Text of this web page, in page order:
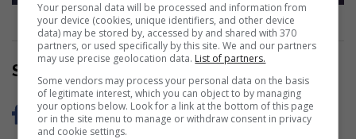
Share Now
Your personal data will be processed and information from
your device (cookies, unique identifiers, and other device
data) may be stored by, accessed by and shared with 370
partners, or used specifically by this site. We and our partners
may use precise geolocation data. List of partners.
Some vendors may process your personal data on the basis
of legitimate interest, which you can object to by managing
your options below. Look for a link at the bottom of this page
or in the site menu to manage or withdraw consent in privacy
and cookie settings.